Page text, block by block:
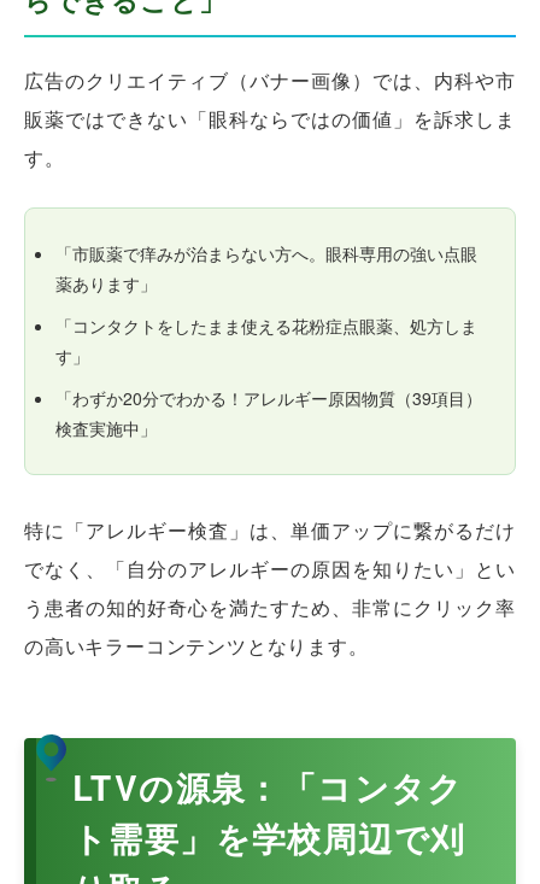
広告のクリエイティブ（バナー画像）では、内科や市
販薬ではできない「眼科ならではの価値」を訴求しま
す。
「市販薬で痒みが治まらない方へ。眼科専用の強い点眼
薬あります」
「コンタクトをしたまま使える花粉症点眼薬、処方しま
す」
「わずか20分でわかる！アレルギー原因物質（39項目）
検査実施中」
特に「アレルギー検査」は、単価アップに繋がるだけ
でなく、「自分のアレルギーの原因を知りたい」とい
う患者の知的好奇心を満たすため、非常にクリック率
の高いキラーコンテンツとなります。
LTVの源泉：「コンタク
ト需要」を学校周辺で刈